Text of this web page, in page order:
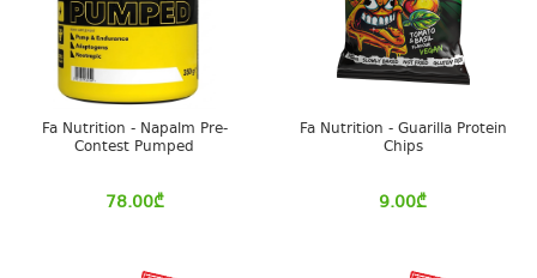
Fa Nutrition - Napalm Pre-
Contest Pumped
78.00₾
Fa Nutrition - Guarilla Protein
Chips
9.00₾